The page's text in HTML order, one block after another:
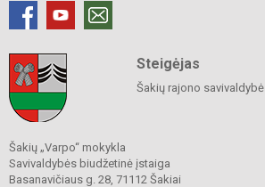
Steigėjas
Šakių rajono savivaldybė
Šakių „Varpo“ mokykla
Savivaldybės biudžetinė įstaiga
Basanavičiaus g. 28, 71112 Šakiai